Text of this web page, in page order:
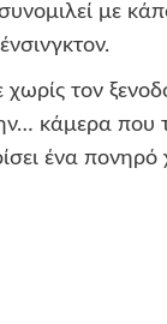
με
τον
κάμερα που
ένα